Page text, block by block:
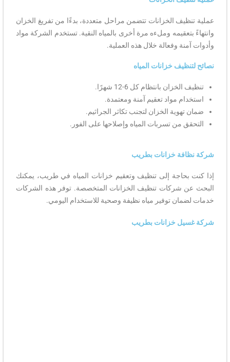
عملية تنظيف الخزانات تتضمن مراحل متعددة، بدءًا من تفريغ الخزان
وانتهاءً بتعقيمه وملءه مرة أخرى بالمياه النقية. تستخدم الشركة مواد
وأدوات آمنة وفعالة خلال هذه العملية.
نصائح لتنظيف خزانات المياه
تنظيف الخزان بانتظام كل 6-12 شهرًا.
استخدام مواد تعقيم آمنة ومعتمدة.
ضمان تهوية الخزان لتجنب تكاثر الجراثيم.
التحقق من تسربات المياه وإصلاحها على الفور.
شركة نظافة خزانات بطريب
إذا كنت بحاجة إلى تنظيف وتعقيم خزانات المياه في طريب، يمكنك
البحث عن شركات تنظيف الخزانات المتخصصة. توفر هذه الشركات
خدمات لضمان توفير مياه نظيفة وصحية للاستخدام اليومي.
شركة غسيل خزانات بطريب